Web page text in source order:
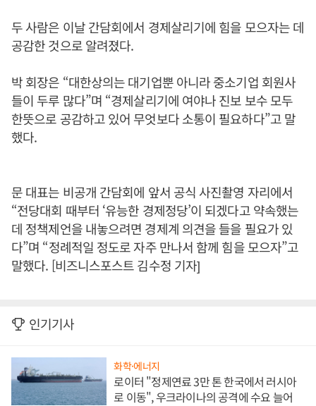
두 사람은 이날 간담회에서 경제살리기에 힘을 모으자는 데
공감한 것으로 알려졌다.
박 회장은 “대한상의는 대기업뿐 아니라 중소기업 회원사
들이 두루 많다”며 “경제살리기에 여야나 진보 보수 모두
한뜻으로 공감하고 있어 무엇보다 소통이 필요하다”고 말
했다.
문 대표는 비공개 간담회에 앞서 공식 사진촬영 자리에서
“전당대회 때부터 ‘유능한 경제정당’이 되겠다고 약속했는
데 정책제언을 내놓으려면 경제계 의견을 들을 필요가 있
다”며 “정례적일 정도로 자주 만나서 함께 힘을 모으자”고
말했다. [비즈니스포스트 김수정 기자]
인기기사
화학·에너지
로이터 "정제연료 3만 톤 한국에서 러시아
로 이동", 우크라이나의 공격에 수요 늘어